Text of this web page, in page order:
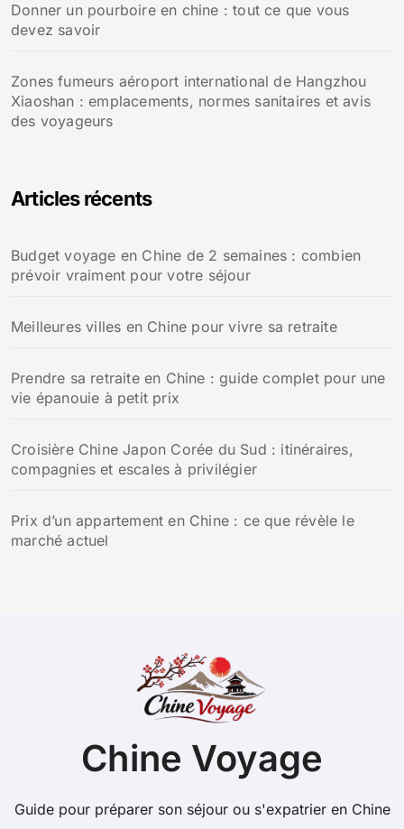
Donner un pourboire en chine : tout ce que vous
devez savoir
Zones fumeurs aéroport international de Hangzhou
Xiaoshan : emplacements, normes sanitaires et avis
des voyageurs
Articles récents
Budget voyage en Chine de 2 semaines : combien
prévoir vraiment pour votre séjour
Meilleures villes en Chine pour vivre sa retraite
Prendre sa retraite en Chine : guide complet pour une
vie épanouie à petit prix
Croisière Chine Japon Corée du Sud : itinéraires,
compagnies et escales à privilégier
Prix d’un appartement en Chine : ce que révèle le
marché actuel
Chine Voyage
Guide pour préparer son séjour ou s'expatrier en Chine